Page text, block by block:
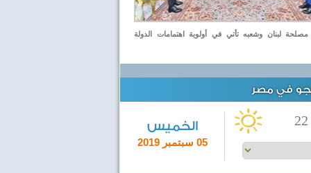
لبنان وشعبه تأتي في أولوية اهتمامات الدولة
في مصر
الخميس
05 سبتمبر 2019
22